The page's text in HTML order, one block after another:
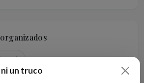
un truco